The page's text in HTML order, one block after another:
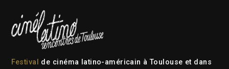
Festival
de cinéma latino-américain à Toulouse et dans